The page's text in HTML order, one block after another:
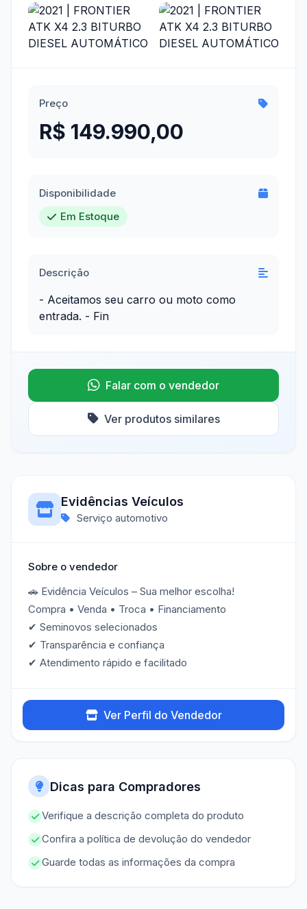
Preço
R$ 149.990,00
Disponibilidade
Em Estoque
Descrição
- Aceitamos seu carro ou moto como
entrada. - Fin
Falar com o vendedor
Ver produtos similares
Evidências Veículos
Serviço automotivo
Sobre o vendedor
🚗 Evidência Veículos – Sua melhor escolha!
Compra • Venda • Troca • Financiamento
✔ Seminovos selecionados
✔ Transparência e confiança
✔ Atendimento rápido e facilitado
Ver Perfil do Vendedor
Dicas para Compradores
Verifique a descrição completa do produto
Confira a política de devolução do vendedor
Guarde todas as informações da compra